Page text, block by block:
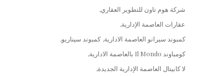
شركة هوم تاون للتطوير العقاري
عقارات العاصمة الإدارية
كمبوند سيرانو العاصمة الادارية كمبوند سيناريو
كومباوند Il Mondo بالعاصمة الادارية
لا كابيتال العاصمة الإدارية الجديدة